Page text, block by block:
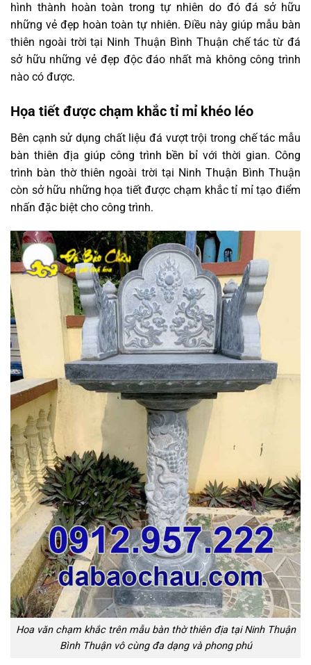
hình thành hoàn toàn trong tự nhiên do đó đá sở hữu
những vẻ đẹp hoàn toàn tự nhiên. Điều này giúp mẫu bàn
thiên ngoài trời tại Ninh Thuận Bình Thuận chế tác từ đá
sở hữu những vẻ đẹp độc đáo nhất mà không công trình
nào có được.
Họa tiết được chạm khắc tỉ mỉ khéo léo
Bên cạnh sử dụng chất liệu đá vượt trội trong chế tác mẫu
bàn thiên địa giúp công trình bền bỉ với thời gian. Công
trình bàn thờ thiên ngoài trời tại Ninh Thuận Bình Thuận
còn sở hữu những họa tiết được chạm khắc tỉ mỉ tạo điểm
nhấn đặc biệt cho công trình.
Hoa văn chạm khắc trên mẫu bàn thờ thiên địa tại Ninh Thuận
Bình Thuận vô cùng đa dạng và phong phú